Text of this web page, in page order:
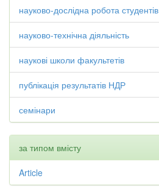
науково-дослідна робота студентів
науково-технічна діяльність
наукові школи факультетів
публікація результатів НДР
семінари
за типом вмісту
Article